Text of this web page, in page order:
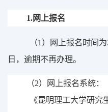
1.网上报名
（1）网上报名时间为
日，逾期不再办理。
（2）网上报名系统：
《昆明理工大学研究